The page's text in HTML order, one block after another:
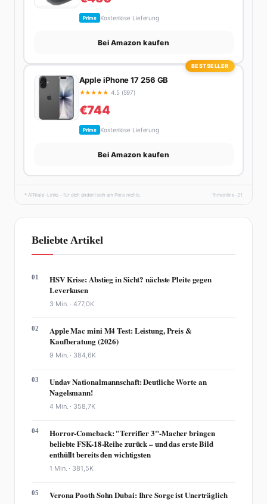
Prime Kostenlose Lieferung
Bei Amazon kaufen
BESTSELLER
Apple iPhone 17 256 GB
★★★★★ 4.5 (597)
€744
Prime Kostenlose Lieferung
Bei Amazon kaufen
* Affiliate-Links – für dich ändert sich am Preis nichts. fhmonline-21
Beliebte Artikel
01
HSV Krise: Abstieg in Sicht? nächste Pleite gegen
Leverkusen
3 Min. ·477,0K
02
Apple Mac mini M4 Test: Leistung, Preis &
Kaufberatung (2026)
9 Min. · 384,6K
03
Undav Nationalmannschaft: Deutliche Worte an
Nagelsmann!
4 Min. · 358,7K
04
Horror-Comeback: "Terrifier 3"-Macher bringen
beliebte FSK-18-Reihe zurück – und das erste Bild
enthüllt bereits den wichtigsten
1 Min. · 381,5K
05 Verona Pooth Sohn Dubai: Ihre Sorge ist Unerträglich